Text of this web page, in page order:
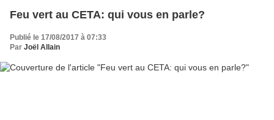
Feu vert au CETA: qui vous en parle?
Publié le 17/08/2017 à 07:33
Par Joël Allain